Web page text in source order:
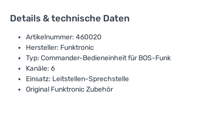
Details & technische Daten
Artikelnummer: 460020
Hersteller: Funktronic
Typ: Commander-Bedieneinheit für BOS-Funk
Kanäle: 6
Einsatz: Leitstellen-Sprechstelle
Original Funktronic Zubehör